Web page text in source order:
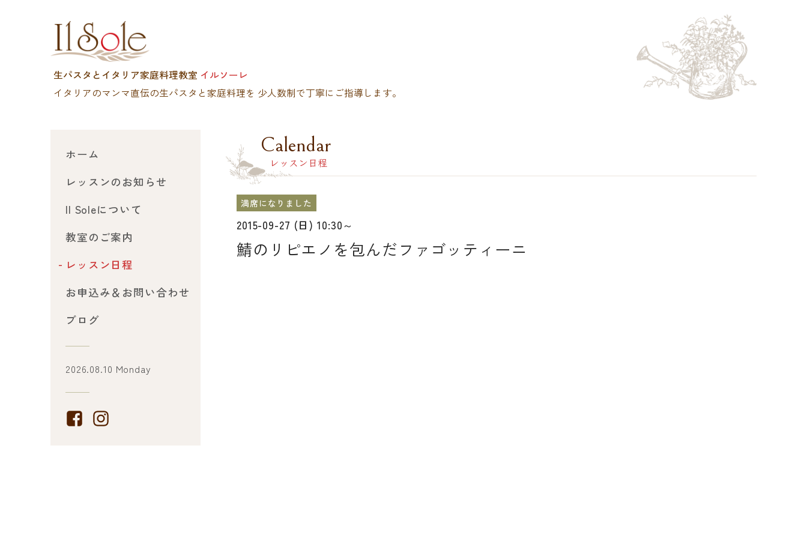
生パスタとイタリア家庭料理教室 イルソーレ
イタリアのマンマ直伝の生パスタと家庭料理を 少人数制で丁寧にご指導します。
ホーム
レッスンのお知らせ
Il Soleについて
教室のご案内
レッスン日程
お申込み＆お問い合わせ
ブログ
2026.08.10 Monday
Calendar
レッスン日程
満席になりました
2015-09-27 (日) 10:30～
鯖のリピエノを包んだファゴッティーニ